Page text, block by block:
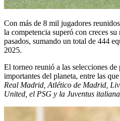
Con más de 8 mil jugadores
la competencia superó con creces
pasados, sumando un total de 444
2025.
El torneo reunió a las selecciones
importantes del planeta, entre las que
Real Madrid, Atlético de Madrid,
United, el PSG y la Juventus